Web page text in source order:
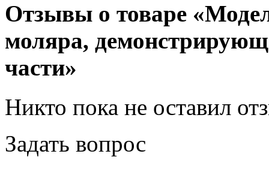
Отзывы о товаре
моляра,
части»
Никто пока не оставил
Задать вопрос